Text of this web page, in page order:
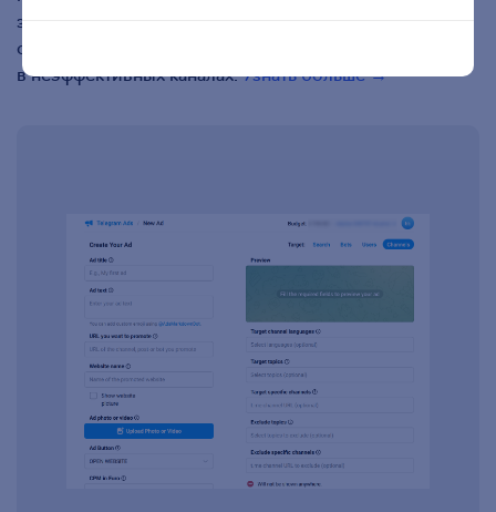
за любой период в рублях и евро, управлять
ставками, бюджетами и останавливать показы
в неэффективных каналах.Узнать больше →